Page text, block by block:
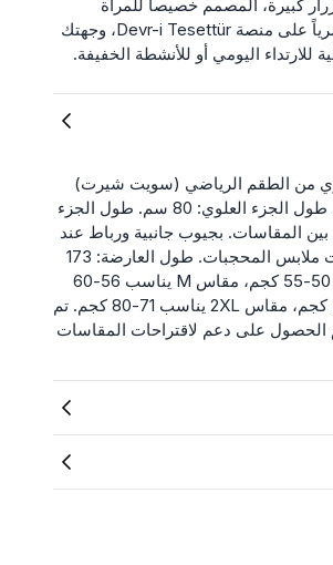
كبيرة، المصمم خصيصاً للمرأة
المحتشمة. هذا الطقم الأنيق من Westbound متوفر الآن حصرياً على منصة Devr-i Tesettür، وجهتك
للارتداء اليومي أو للأنشطة الخفيفة.
من الطقم الرياضي (سويت شيرت)
مزين بأزرار كبيرة من الأمام والجانب. بجيوب جانبية وقلنسوة. طول الجزء العلوي: 80 سم. طول الجزء
الطقم الرياضي 100 سم، ويوجد فرق 1.5 - 2 سم بين المقاسات. بجيوب جانبية ورباط عند
الخصر. مناسب لتنسيقات الملابس الرياضية اليومية وتفضيلات ملابس المحجبات. طول العارضة: 173
سم، المنتج الذي ترتديه العارضة بمقاس M. مقاس S يناسب 50-55 كجم، مقاس M يناسب 56-60
كجم، مقاس L يناسب 61-65 كجم، مقاس XL يناسب 66-70 كجم، مقاس 2XL يناسب 71-80 كجم. تم
الحصول على دعم لاقتراحات المقاسات